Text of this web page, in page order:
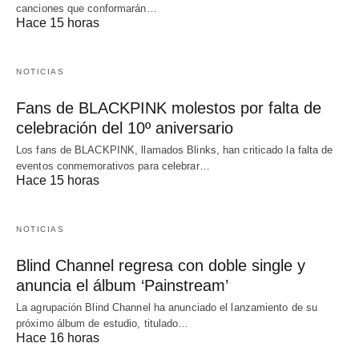
canciones que conformarán…
Hace 15 horas
NOTICIAS
Fans de BLACKPINK molestos por falta de
celebración del 10º aniversario
Los fans de BLACKPINK, llamados Blinks, han criticado la falta de
eventos conmemorativos para celebrar…
Hace 15 horas
NOTICIAS
Blind Channel regresa con doble single y
anuncia el álbum ‘Painstream’
La agrupación Blind Channel ha anunciado el lanzamiento de su
próximo álbum de estudio, titulado…
Hace 16 horas